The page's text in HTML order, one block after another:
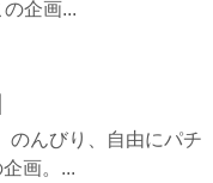
企画...
のんびり、自由にパチ
画。...